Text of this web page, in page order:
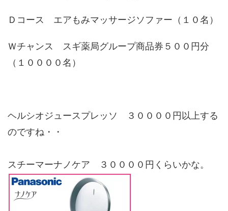
Ｄコース エアもみマッサージソファー（１０名）
Ｗチャンス スギ薬局グループ商品券５００円分
（１００００名）
ヘルシオジュースプレッソ ３００００円以上する
のですね・・
スチーマーナノケア ３００００円くらいかな。